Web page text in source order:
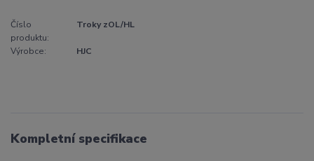
Číslo
produktu:
Troky zOL/HL
Výrobce: HJC
Kompletní specifikace